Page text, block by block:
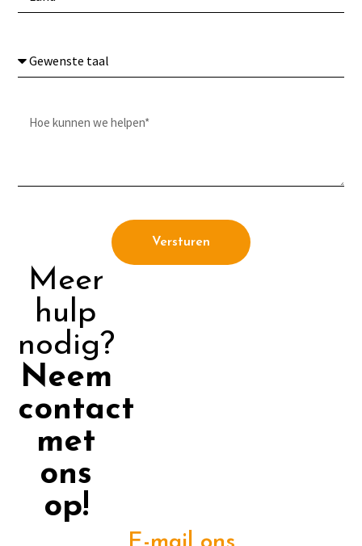
Versturen
Meer
hulp
nodig?
Neem
contact
met
ons
op!